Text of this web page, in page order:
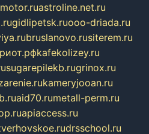
astroline.net.ru
gidlipetsk.ruooo-driada.ru
bruslanovo.rusiterem.ru
kafekolizey.ru
sugarepilekb.rugrinox.ru
kameryjooan.ru
aid70.rumetall-perm.ru
apiaccess.ru
drsschool.ru